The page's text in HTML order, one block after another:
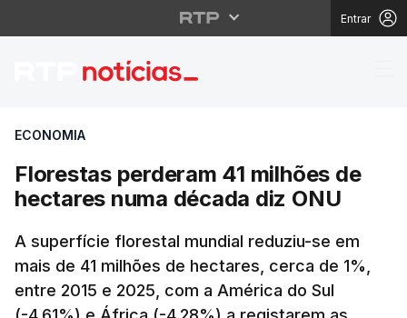
Entrar
Florestas perderam
ECONOMIA
Florestas perderam 41 milhões de
hectares numa década diz ONU
A superfície florestal mundial reduziu-se em
mais de 41 milhões de hectares, cerca de 1%,
entre 2015 e 2025, com a América do Sul